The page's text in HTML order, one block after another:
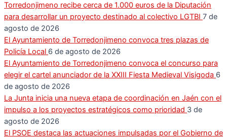
Torredonjimeno recibe cerca de 1.000 euros de la Diputación
para desarrollar un proyecto destinado al colectivo LGTBI 7 de
agosto de 2026
El Ayuntamiento de Torredonjimeno convoca tres plazas de
Policía Local 6 de agosto de 2026
El Ayuntamiento de Torredonjimeno convoca el concurso para
elegir el cartel anunciador de la XXIII Fiesta Medieval Visigoda 6
de agosto de 2026
La Junta inicia una nueva etapa de coordinación en Jaén con el
impulso a los proyectos estratégicos como prioridad 3 de
agosto de 2026
El PSOE destaca las actuaciones impulsadas por el Gobierno de